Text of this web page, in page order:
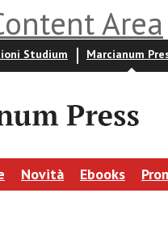
Area
Studium Marcianum
Novità Ebooks